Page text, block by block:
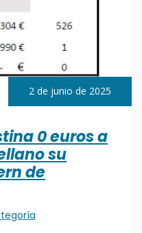
2 de junio de 2025
0 euros a
su
de